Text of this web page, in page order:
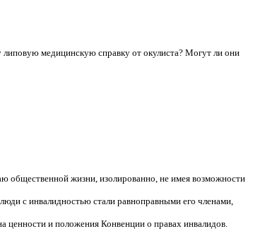
медицинскую справку от окулиста? Могут ли они
общественной жизни, изолированно, не имея возможности
с инвалидностью стали равноправными его членами,
ценности и положения Конвенции о правах инвалидов.